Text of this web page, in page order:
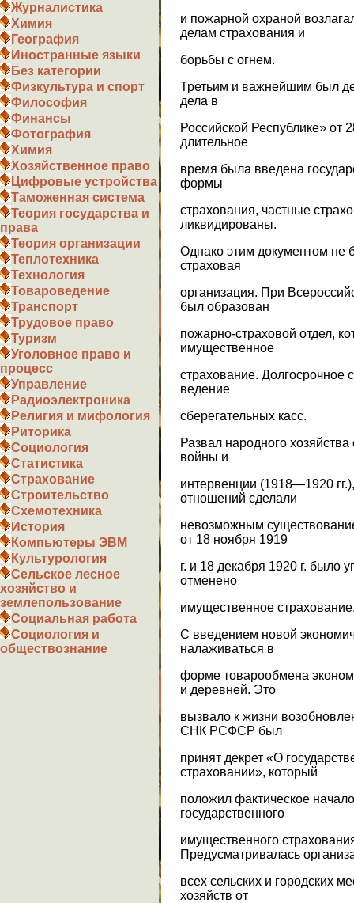
Журналистика
Химия
География
Иностранные языки
Без категории
Физкультура и спорт
Философия
Финансы
Фотография
Химия
Хозяйственное право
Цифровые устройства
Таможенная система
Теория государства и
права
Теория организации
Теплотехника
Технология
Товароведение
Транспорт
Трудовое право
Туризм
Уголовное право и
процесс
Управление
Радиоэлектроника
Религия и мифология
Риторика
Социология
Статистика
Страхование
Строительство
Схемотехника
История
Компьютеры ЭВМ
Культурология
Сельское лесное
хозяйство и
землепользование
Социальная работа
Социология и
обществознание
и пожарной охраной
делам страхования и
борьбы с огнем.
Третьим и важнейшим был
дела в
Российской Республике» от
длительное
время была введена
формы
страхования, частные
ликвидированы.
Однако этим документом не
страховая
организация. При
был образован
пожарно-страховой отдел,
имущественное
страхование. Долгосрочное
ведение
сберегательных касс.
Развал народного
войны и
интервенции (1918—1920
отношений сделали
невозможным
от 18 ноября 1919
г. и 18 декабря 1920 г. было
отменено
имущественное
С введением новой
налаживаться в
форме товарообмена
и деревней. Это
вызвало к жизни
СНК РСФСР был
принят декрет «О
страховании», который
положил фактическое
государственного
имущественного
Предусматривалась
всех сельских и городских
хозяйств от